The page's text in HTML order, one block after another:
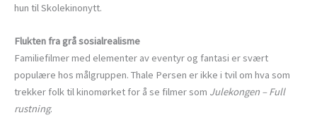
hun til Skolekinonytt.
Flukten fra grå sosialrealisme
Familiefilmer med elementer av eventyr og fantasi er svært
populære hos målgruppen. Thale Persen er ikke i tvil om hva som
trekker folk til kinomørket for å se filmer som Julekongen – Full
rustning.